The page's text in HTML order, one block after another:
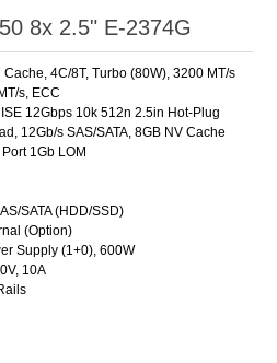
8x 2.5" E-2374G
4C/8T, Turbo (80W), 3200 MT/s
s, ECC
12Gbps 10k 512n 2.5in Hot-Plug
12Gb/s SAS/SATA, 8GB NV Cache
1Gb LOM
SATA (HDD/SSD)
(Option)
Supply (1+0), 600W
10A